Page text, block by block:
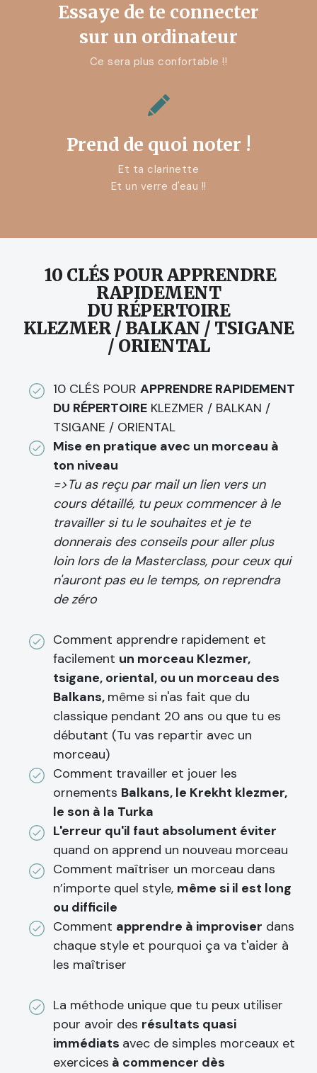
Essaye de te connecter
sur un ordinateur
Ce sera plus confortable !!
Prend de quoi noter !
Et ta clarinette
Et un verre d'eau !!
10 CLÉS POUR APPRENDRE
RAPIDEMENT
DU RÉPERTOIRE
KLEZMER / BALKAN / TSIGANE
/ ORIENTAL
10 CLÉS POUR APPRENDRE RAPIDEMENT
DU RÉPERTOIREKLEZMER / BALKAN /
TSIGANE / ORIENTAL
Mise en pratique avec un morceau à
ton niveau
=>Tu as reçu par mail un lien vers un
cours détaillé, tu peux commencer à le
travailler si tu le souhaites et je te
donnerais des conseils pour aller plus
loin lors de la Masterclass, pour ceux qui
n'auront pas eu le temps, on reprendra
de zéro
Comment apprendre rapidement et
facilement un morceau Klezmer,
tsigane, oriental, ou un morceau des
Balkans, même si n'as fait que du
classique pendant 20 ans ou que tu es
débutant (Tu vas repartir avec un
morceau)
Comment travailler et jouer les
ornements Balkans, le Krekht klezmer,
le son à la Turka
L'erreur qu'il faut absolument éviter
quand on apprend un nouveau morceau
Comment maîtriser un morceau dans
n’importe quel style, même si il est long
ou difficile
Comment apprendre à improviser dans
chaque style et pourquoi ça va t'aider à
les maîtriser
La méthode unique que tu peux utiliser
pour avoir des résultats quasi
immédiats avec de simples morceaux et
exercices à commencer dès